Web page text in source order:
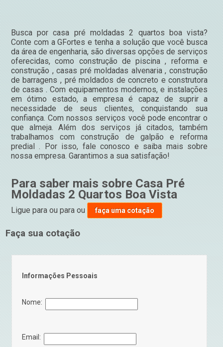
Busca por casa pré moldadas 2 quartos boa vista?
Conte com a GFortes e tenha a solução que você busca
da área de engenharia, são diversas opções de serviços
oferecidas, como construção de piscina , reforma e
construção , casas pré moldadas alvenaria , construção
de barragens , pré moldados de concreto e construtora
de casas . Com equipamentos modernos, e instalações
em ótimo estado, a empresa é capaz de suprir a
necessidade de seus clientes, conquistando sua
confiança. Com nossos serviços você pode encontrar o
que almeja. Além dos serviços já citados, também
trabalhamos com construção de galpão e reforma
predial . Por isso, fale conosco e saiba mais sobre
nossa empresa. Garantimos a sua satisfação!
Para saber mais sobre Casa Pré
Moldadas 2 Quartos Boa Vista
Ligue paraou paraou faça uma cotação
Faça sua cotação
Informações Pessoais
Nome:
Email: